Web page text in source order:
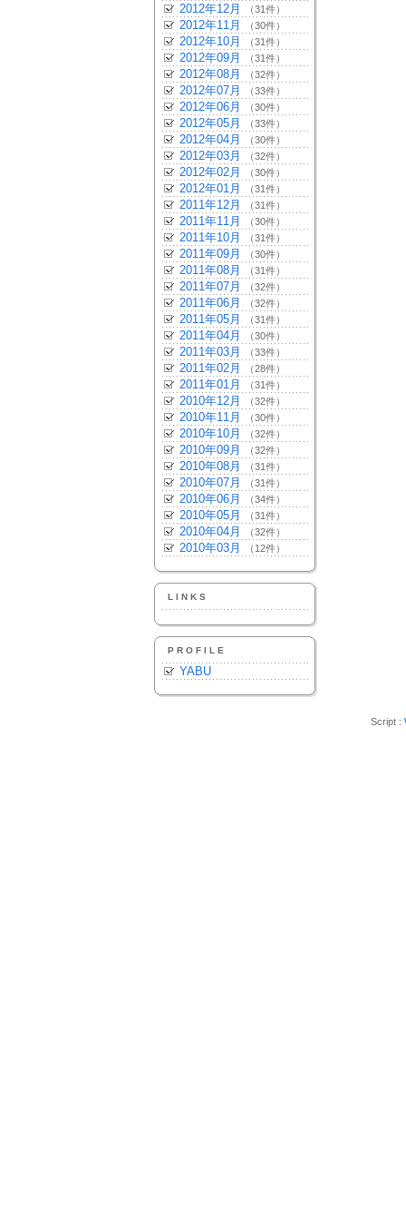
2012年12月 （31件）
2012年11月 （30件）
2012年10月 （31件）
2012年09月 （31件）
2012年08月 （32件）
2012年07月 （33件）
2012年06月 （30件）
2012年05月 （33件）
2012年04月 （30件）
2012年03月 （32件）
2012年02月 （30件）
2012年01月 （31件）
2011年12月 （31件）
2011年11月 （30件）
2011年10月 （31件）
2011年09月 （30件）
2011年08月 （31件）
2011年07月 （32件）
2011年06月 （32件）
2011年05月 （31件）
2011年04月 （30件）
2011年03月 （33件）
2011年02月 （28件）
2011年01月 （31件）
2010年12月 （32件）
2010年11月 （30件）
2010年10月 （32件）
2010年09月 （32件）
2010年08月 （31件）
2010年07月 （31件）
2010年06月 （34件）
2010年05月 （31件）
2010年04月 （32件）
2010年03月 （12件）
LINKS
PROFILE
YABU
Script :